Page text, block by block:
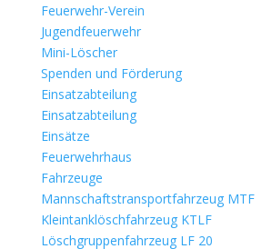
Feuerwehr-Verein
Jugendfeuerwehr
Mini-Löscher
Spenden und Förderung
Einsatzabteilung
Einsatzabteilung
Einsätze
Feuerwehrhaus
Fahrzeuge
Mannschaftstransportfahrzeug MTF
Kleintanklöschfahrzeug KTLF
Löschgruppenfahrzeug LF 20